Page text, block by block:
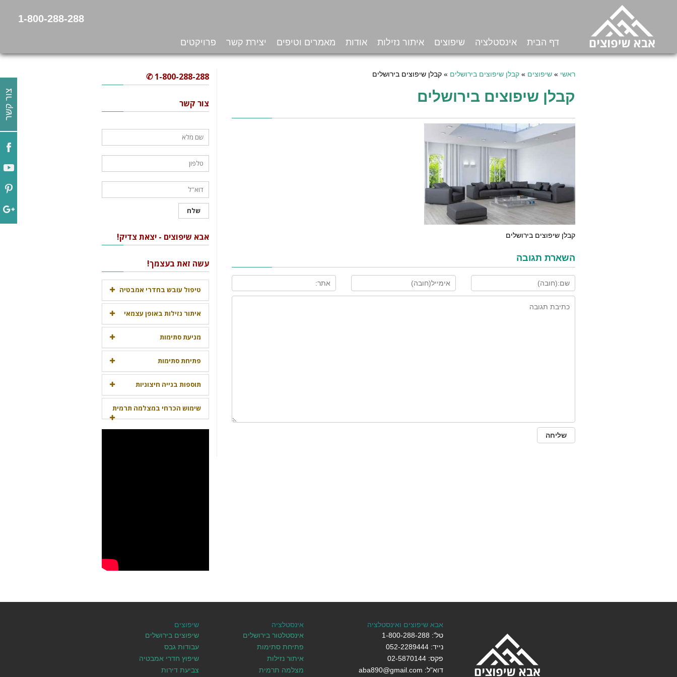
דף הבית אינסטלציה שיפוצים איתור נזילות אודות מאמרים וטיפים יצירת קשר פרויקטים
1-800-288-288
ראשי » שיפוצים » קבלן שיפוצים בירושלים » קבלן שיפוצים בירושלים
קבלן שיפוצים בירושלים
קבלן שיפוצים בירושלים
השארת תגובה
1-800-288-288 ✆
צור קשר
אבא שיפוצים - יצאת צדיק!
עשה זאת בעצמך!
טיפול עובש בחדרי אמבטיה
איתור נזילות באופן עצמאי
מניעת סתימות
פתיחת סתימות
תוספות בנייה חיצוניות
שימוש הכרחי במצלמה תרמית
צור קשר
אבא שיפוצים ואינסטלציה
טל': 1-800-288-288
נייד: 052-2289444
פקס: 02-5870144
דוא"ל: aba890@gmail.com
אינסטלציה
אינסטלטור בירושלים
פתיחת סתימות
איתור נזילות
מצלמה תרמית
שיפוצים
שיפוצים בירושלים
עבודות גבס
שיפוץ חדרי אמבטיה
צביעת דירות